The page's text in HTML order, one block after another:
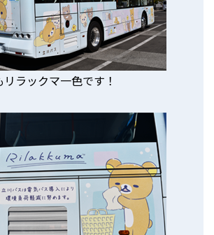
ラックマ一色です！